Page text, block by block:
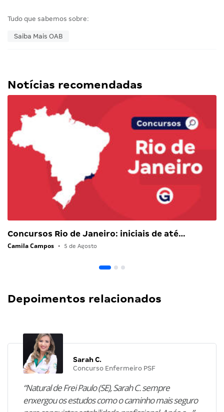
Tudo que sabemos sobre:
Saiba Mais OAB
Notícias recomendadas
Concursos Rio de Janeiro: iniciais de até…
Camila Campos • 5 de Agosto
Depoimentos relacionados
Sarah C.
Concurso Enfermeiro PSF
“Natural de Frei Paulo (SE), Sarah C. sempre
enxergou os estudos como o caminho mais seguro